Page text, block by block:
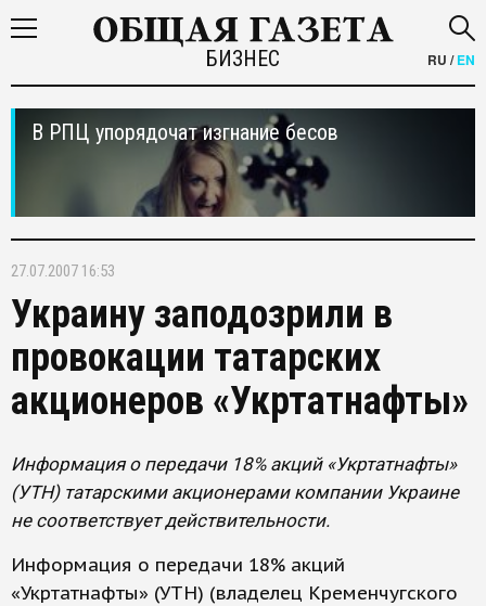
БИЗНЕС RU /EN
В РПЦ упорядочат изгнание бесов
27.07.2007 16:53
Украину заподозрили в
провокации татарских
акционеров «Укртатнафты»
Информация о передачи 18% акций «Укртатнафты»
(УТН) татарскими акционерами компании Украине
не соответствует действительности.
Информация о передачи 18% акций
«Укртатнафты» (УТН) (владелец Кременчугского